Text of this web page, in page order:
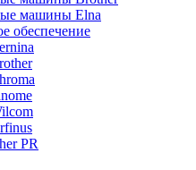
машины Elna
обеспечение
PR